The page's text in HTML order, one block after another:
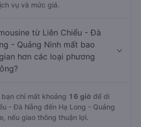
vụ và mức giá.
từ Liên Chiểu - Đà
- Quảng Ninh mất bao
hơn các loại phương
chỉ mất khoảng 16 giờ để di
- Đà Nẵng đến Hạ Long - Quảng
nếu giao thông thuận lợi.